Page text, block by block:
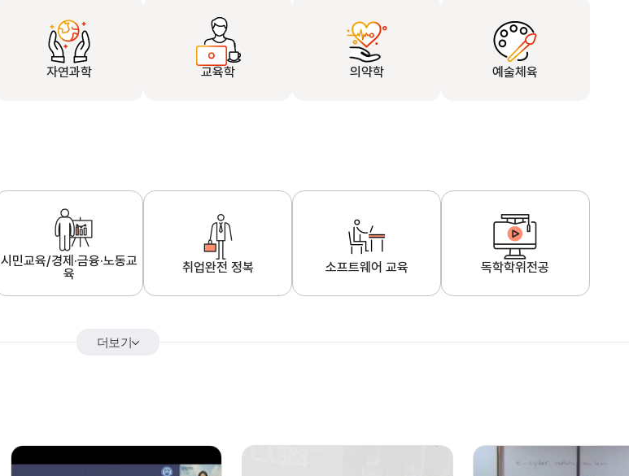
자연과학 교육학 의약학 예술체육
시민교육/경제·금융·노동교
육
취업완전 정복 소프트웨어 교육 독학학위전공
더보기